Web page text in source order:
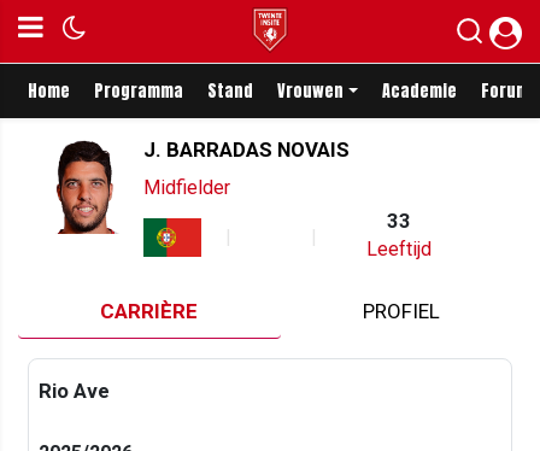
Home Programma Stand Vrouwen Academie Forum
J. BARRADAS NOVAIS
Midfielder
33
Leeftijd
CARRIÈRE PROFIEL
Rio Ave